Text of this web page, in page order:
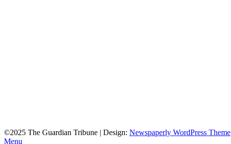
©2025 The Guardian Tribune | Design: Newspaperly WordPress Theme
Menu